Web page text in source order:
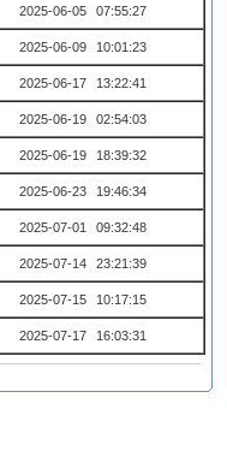
2025-06-05 07:55:27
2025-06-09 10:01:23
2025-06-17 13:22:41
2025-06-19 02:54:03
2025-06-19 18:39:32
2025-06-23 19:46:34
2025-07-01 09:32:48
2025-07-14 23:21:39
2025-07-15 10:17:15
2025-07-17 16:03:31